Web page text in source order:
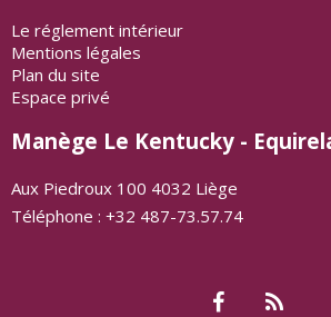
Le réglement intérieur
Mentions légales
Plan du site
Espace privé
Manège Le Kentucky -
Aux Piedroux 100 4032 Liège
Téléphone : +32 487-73.57.74